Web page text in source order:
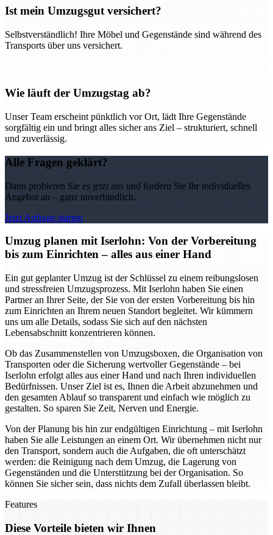
Ist mein Umzugsgut versichert?
Selbstverständlich! Ihre Möbel und Gegenstände sind während des
Transports über uns versichert.
Wie läuft der Umzugstag ab?
Unser Team erscheint pünktlich vor Ort, lädt Ihre Gegenstände
sorgfältig ein und bringt alles sicher ans Ziel – strukturiert, schnell
und zuverlässig.
Alle Fragen geklärt?
Dann probieren Sie es jetzt aus und fordern Sie Ihr individuelles
Angebot an – ganz unverbindlich.
Jetzt Anfrage starten
Umzug planen mit Iserlohn: Von der Vorbereitung
bis zum Einrichten – alles aus einer Hand
Ein gut geplanter Umzug ist der Schlüssel zu einem reibungslosen
und stressfreien Umzugsprozess. Mit Iserlohn haben Sie einen
Partner an Ihrer Seite, der Sie von der ersten Vorbereitung bis hin
zum Einrichten an Ihrem neuen Standort begleitet. Wir kümmern
uns um alle Details, sodass Sie sich auf den nächsten
Lebensabschnitt konzentrieren können.
Ob das Zusammenstellen von Umzugsboxen, die Organisation von
Transporten oder die Sicherung wertvoller Gegenstände – bei
Iserlohn erfolgt alles aus einer Hand und nach Ihren individuellen
Bedürfnissen. Unser Ziel ist es, Ihnen die Arbeit abzunehmen und
den gesamten Ablauf so transparent und einfach wie möglich zu
gestalten. So sparen Sie Zeit, Nerven und Energie.
Von der Planung bis hin zur endgültigen Einrichtung – mit Iserlohn
haben Sie alle Leistungen an einem Ort. Wir übernehmen nicht nur
den Transport, sondern auch die Aufgaben, die oft unterschätzt
werden: die Reinigung nach dem Umzug, die Lagerung von
Gegenständen und die Unterstützung bei der Organisation. So
können Sie sicher sein, dass nichts dem Zufall überlassen bleibt.
Features
Diese Vorteile bieten wir Ihnen